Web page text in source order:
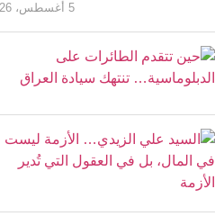
5 أغسطس، 2026